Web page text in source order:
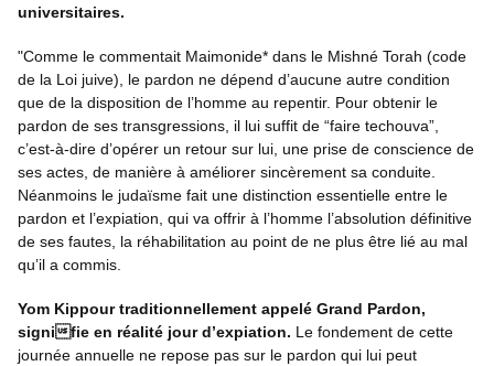
universitaires.
"Comme le commentait Maimonide* dans le Mishné Torah (code
de la Loi juive), le pardon ne dépend d’aucune autre condition
que de la disposition de l’homme au repentir. Pour obtenir le
pardon de ses transgressions, il lui suffit de “faire techouva”,
c’est-à-dire d’opérer un retour sur lui, une prise de conscience de
ses actes, de manière à améliorer sincèrement sa conduite.
Néanmoins le judaïsme fait une distinction essentielle entre le
pardon et l’expiation, qui va offrir à l’homme l’absolution définitive
de ses fautes, la réhabilitation au point de ne plus être lié au mal
qu’il a commis.
Yom Kippour traditionnellement appelé Grand Pardon,
signifie en réalité jour d’expiation. Le fondement de cette
journée annuelle ne repose pas sur le pardon qui lui peut